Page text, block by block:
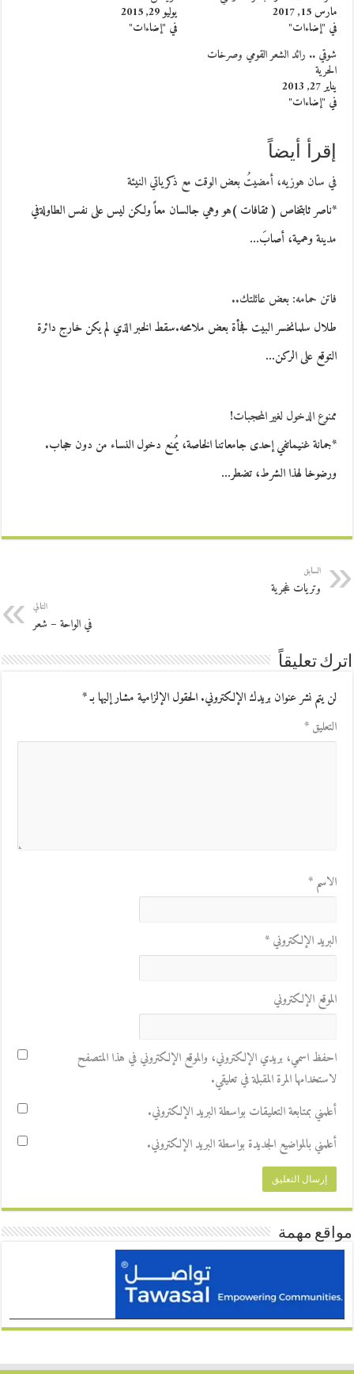
مارس 15, 2017
في "إضاءات"
يوليو 29, 2015
في "إضاءات"
شوقي .. رائد الشعر القومي وصرخات
الحرية
يناير 27, 2013
في "إضاءات"
إقرأ أيضاً
في سان هوزيه، أمضيتُ بعض الوقت مع ذكرياتي النيئة
*ناصر ثابتخاص ( ثقافات )هو وهي جالسان معاً ولكن ليس على نفس الطاولةفي
مدينة وهمية، أصابَ…
فاتن حمامه: بعض عائلتك..
طلال سلمانخسر البيت فجأة بعض ملامحه.سقط الخبر الذي لم يكن خارج دائرة
التوقع على الركن…
ممنوع الدخول لغير المحجبات!
*جمانة غنيماتفي إحدى جامعاتنا الخاصة، يُمنع دخول النساء من دون حجاب.
ورضوخا لهذا الشرط، تضطر…
السابق
وتريات غجرية
التالي
في الواحة – شعر
اترك تعليقاً
لن يتم نشر عنوان بريدك الإلكتروني.الحقول الإلزامية مشار إليها بـ*
التعليق*
الاسم*
البريد الإلكتروني*
الموقع الإلكتروني
احفظ اسمي، بريدي الإلكتروني، والموقع الإلكتروني في هذا المتصفح
لاستخدامها المرة المقبلة في تعليقي.
أعلمني بمتابعة التعليقات بواسطة البريد الإلكتروني.
أعلمني بالمواضيع الجديدة بواسطة البريد الإلكتروني.
مواقع مهمة